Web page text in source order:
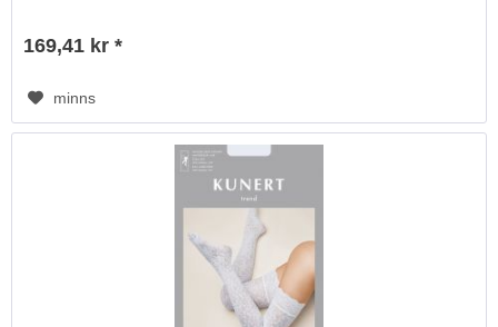
169,41 kr *
minns